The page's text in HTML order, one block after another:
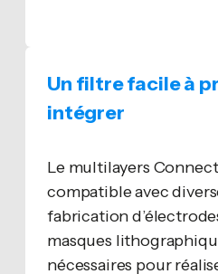
Un filtre facile à
intégrer
Le multilayers
compatible avec
fabrication
masques
nécessaires pour